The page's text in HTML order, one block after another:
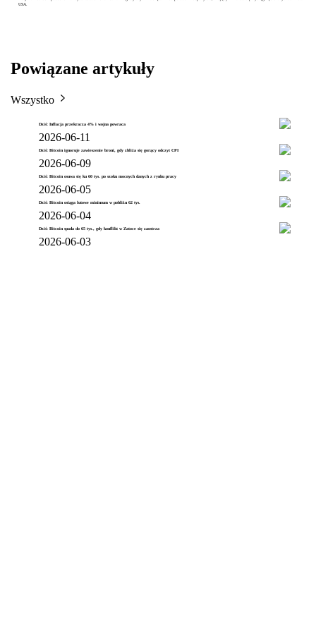
USA.
Powiązane artykuły
Wszystko
Dziś: Inflacja przekracza 4% i wojna powraca
2026-06-11
Dziś: Bitcoin ignoruje zawieszenie broni, gdy zbliża się gorący odczyt CPI
2026-06-09
Dziś: Bitcoin osuwa się ku 60 tys. po szoku mocnych danych z rynku pracy
2026-06-05
Dziś: Bitcoin osiąga lutowe minimum w pobliżu 62 tys.
2026-06-04
Dziś: Bitcoin spada do 65 tys., gdy konflikt w Zatoce się zaostrza
2026-06-03